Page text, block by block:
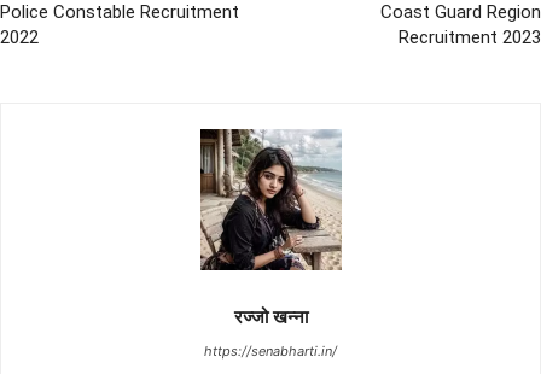
Police Constable Recruitment
2022
Coast Guard Region
Recruitment 2023
रज्जो खन्ना
https://senabharti.in/